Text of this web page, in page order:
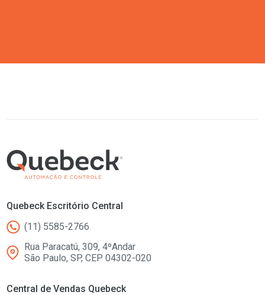
Quebeck Escritório Central
(11) 5585-2766
Rua Paracatú, 309, 4ºAndar
São Paulo, SP, CEP 04302-020
Central de Vendas Quebeck